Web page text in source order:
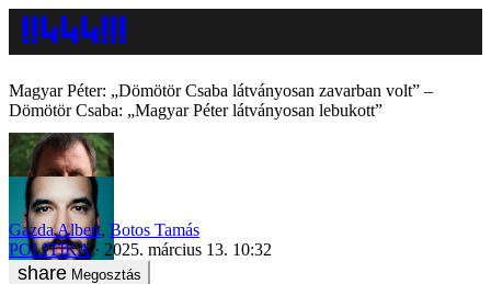
Magyar Péter: „Dömötör Csaba látványosan zavarban volt” –
Dömötör Csaba: „Magyar Péter látványosan lebukott”
Gazda Albert, Botos Tamás
POLITIKA
2025. március 13. 10:32
Megosztás